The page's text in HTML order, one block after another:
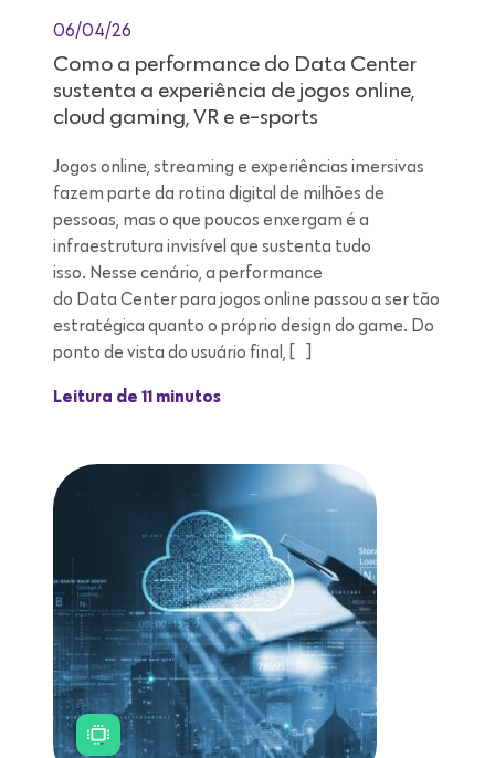
06/04/26
Como a performance do Data Center
sustenta a experiência de jogos online,
cloud gaming, VR e e-sports
Jogos online, streaming e experiências imersivas
fazem parte da rotina digital de milhões de
pessoas, mas o que poucos enxergam é a
infraestrutura invisível que sustenta tudo
isso. Nesse cenário, a performance
do Data Center para jogos online passou a ser tão
estratégica quanto o próprio design do game. Do
ponto de vista do usuário final, […]
Leitura de 11 minutos